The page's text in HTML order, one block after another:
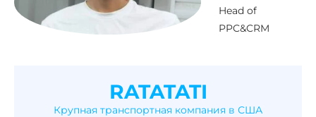
Head of
PPC&CRM
RATATATI
Крупная транспортная компания в США